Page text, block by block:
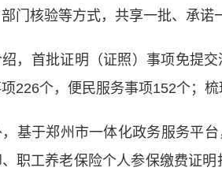
门核验等方式，共享一批、承诺
首批证明（证照）事项免提交
226个，便民服务事项152个；
于郑州市一体化政务服务平台
职工养老保险个人参保缴费证